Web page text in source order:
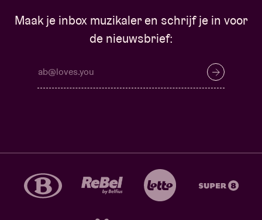
Maak je inbox muzikaler en schrijf je in voor
de nieuwsbrief: